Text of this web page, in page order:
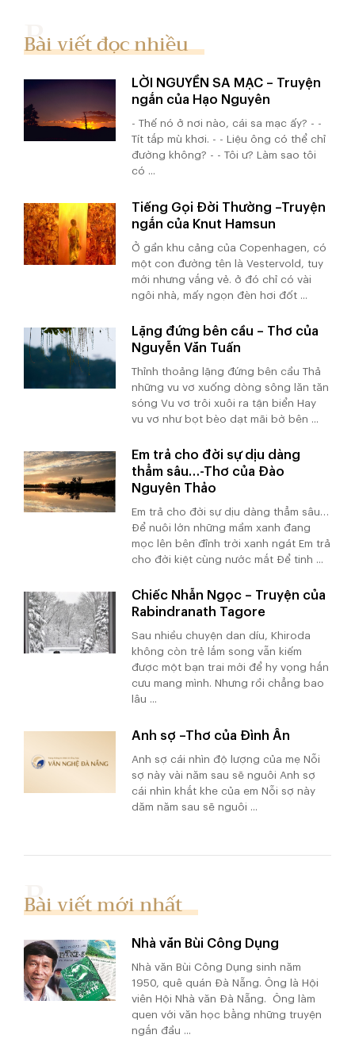
Bài viết đọc nhiều
LỜI NGUYỀN SA MẠC – Truyện
ngắn của Hạo Nguyên
- Thế nó ở nơi nào, cái sa mạc ấy? - -
Tít tắp mù khơi. - - Liệu ông có thể chỉ
đường không? - - Tôi ư? Làm sao tôi
có ...
Tiếng Gọi Đời Thường –Truyện
ngắn của Knut Hamsun
Ở gần khu cảng của Copenhagen, có
một con đường tên là Vestervold, tuy
mới nhưng vắng vẻ. ở đó chỉ có vài
ngôi nhà, mấy ngọn đèn hơi đốt ...
Lặng đứng bên cầu – Thơ của
Nguyễn Văn Tuấn
Thỉnh thoảng lặng đứng bên cầu Thả
những vu vơ xuống dòng sông lăn tăn
sóng Vu vơ trôi xuôi ra tận biển Hay
vu vơ như bọt bèo dạt mãi bờ bên ...
Em trả cho đời sự dịu dàng
thẳm sâu…-Thơ của Đào
Nguyên Thảo
Em trả cho đời sự dịu dàng thẳm sâu…
Để nuôi lớn những mầm xanh đang
mọc lên bên đỉnh trời xanh ngát Em trả
cho đời kiệt cùng nước mắt Để tinh ...
Chiếc Nhẫn Ngọc – Truyện của
Rabindranath Tagore
Sau nhiều chuyện dan díu, Khiroda
không còn trẻ lắm song vẫn kiếm
được một bạn trai mới để hy vọng hắn
cưu mang mình. Nhưng rồi chẳng bao
lâu ...
Anh sợ –Thơ của Đình Ân
Anh sợ cái nhìn độ lượng của mẹ Nỗi
sợ này vài năm sau sẽ nguôi Anh sợ
cái nhìn khắt khe của em Nỗi sợ này
dăm năm sau sẽ nguôi ...
Bài viết mới nhất
Nhà văn Bùi Công Dụng
Nhà văn Bùi Công Dụng sinh năm
1950, quê quán Đà Nẵng. Ông là Hội
viên Hội Nhà văn Đà Nẵng. Ông làm
quen với văn học bằng những truyện
ngắn đầu ...